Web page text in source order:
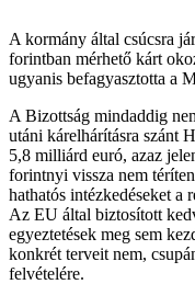
A kormány által csúcsra
forintban mérhető kárt
ugyanis befagyasztotta a
A Bizottság mindaddig
utáni kárelhárításra szánt
5,8 milliárd euró, azaz
forintnyi vissza nem
hathatós intézkedéseket a
Az EU által biztosított
egyeztetések meg sem
konkrét terveit nem,
felvételére.